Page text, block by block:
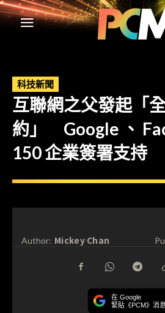
科技新聞
互聯網之父發起「
約」 Google 、
150 企業簽署支持
Author: Mickey Chan
在 Google
緊貼《PCM》消息